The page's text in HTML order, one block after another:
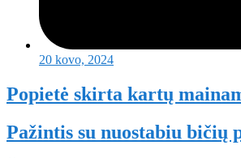
20 kovo, 2024
Popietė skirta kartų
Pažintis su nuostabiu bičių